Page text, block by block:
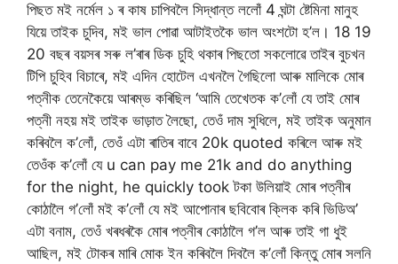
পিছত মই নৰ্মেল ১ ৰ কাষ চাপিবলৈ সিদ্ধান্ত ললোঁ 4 ঘন্টা ষ্টেমিনা মানুহ
যিয়ে তাইক চুদিব, মই ভাল পোৱা আটাইতকৈ ভাল অংশটো হ’ল। 18 19
20 বছৰ বয়সৰ সৰু ল’ৰাৰ ডিক চুহি থকাৰ পিছতো সকলোৱে তাইৰ বুচখন
টিপি চুহিব বিচাৰে, মই এদিন হোটেল এখনলৈ গৈছিলো আৰু মালিকে মোৰ
পত্নীক তেনেকৈয়ে আৰম্ভ কৰিছিল ‘আমি তেখেতক ক’লোঁ যে তাই মোৰ
পত্নী নহয় মই তাইক ভাড়াত লৈছো, তেওঁ দাম সুধিলে, মই তাইক অনুমান
কৰিবলৈ ক’লোঁ, তেওঁ এটা ৰাতিৰ বাবে 20k quoted কৰিলে আৰু মই
তেওঁক ক’লোঁ যে u can pay me 21k and do anything
for the night, he quickly took টকা উলিয়াই মোৰ পত্নীৰ
কোঠালৈ গ’লোঁ মই ক’লোঁ যে মই আপোনাৰ ছবিবোৰ ক্লিক কৰি ভিডিঅ’
এটা বনাম, তেওঁ খৰধৰকৈ মোৰ পত্নীৰ কোঠালৈ গ’ল আৰু তাই গা ধুই
আছিল, মই টোকৰ মাৰি মোক ইন কৰিবলৈ দিবলৈ ক’লোঁ কিন্তু মোৰ সলনি